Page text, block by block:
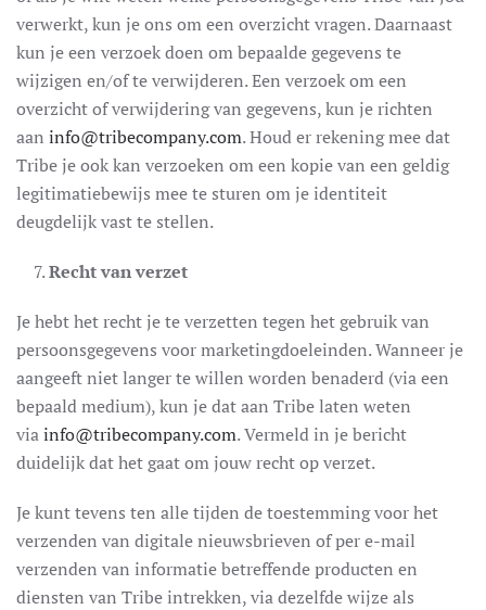
verwerkt, kun je ons om een overzicht vragen. Daarnaast
kun je een verzoek doen om bepaalde gegevens te
wijzigen en/of te verwijderen. Een verzoek om een
overzicht of verwijdering van gegevens, kun je richten
aan info@tribecompany.com. Houd er rekening mee dat
Tribe je ook kan verzoeken om een kopie van een geldig
legitimatiebewijs mee te sturen om je identiteit
deugdelijk vast te stellen.
Recht van verzet
Je hebt het recht je te verzetten tegen het gebruik van
persoonsgegevens voor marketingdoeleinden. Wanneer je
aangeeft niet langer te willen worden benaderd (via een
bepaald medium), kun je dat aan Tribe laten weten
viainfo@tribecompany.com. Vermeld in je bericht
duidelijk dat het gaat om jouw recht op verzet.
Je kunt tevens ten alle tijden de toestemming voor het
verzenden van digitale nieuwsbrieven of per e-mail
verzenden van informatie betreffende producten en
diensten van Tribe intrekken, via dezelfde wijze als